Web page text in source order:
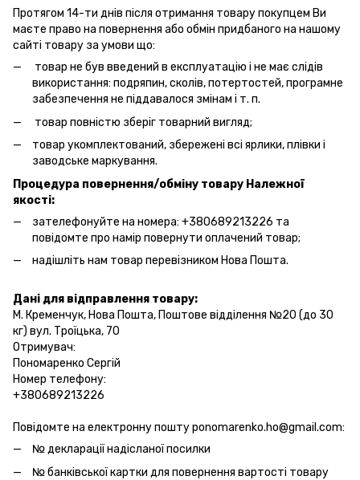
Протягом 14-ти днів після отримання товару покупцем Ви
маєте право на повернення або обмін придбаного на нашому
сайті товару за умови що:
товар не був введений в експлуатацію і не має слідів
використання: подряпин, сколів, потертостей, програмне
забезпечення не піддавалося змінам і т. п.
товар повністю зберіг товарний вигляд;
товар укомплектований, збережені всі ярлики, плівки і
заводське маркування.
Процедура повернення/обміну товару Належної
якості:
зателефонуйте на номера: +380689213226 та
повідомте про намір повернути оплачений товар;
надішліть нам товар перевізником Нова Пошта.
Дані для відправлення товару:
М. Кременчук, Нова Пошта, Поштове відділення №20 (до 30
кг) вул. Троїцька, 70
Отримувач:
Пономаренко Сергій
Номер телефону:
+380689213226
Повідомте на електронну пошту ponomarenko.ho@gmail.com:
№ декларації надісланої посилки
№ банківської картки для повернення вартості товару